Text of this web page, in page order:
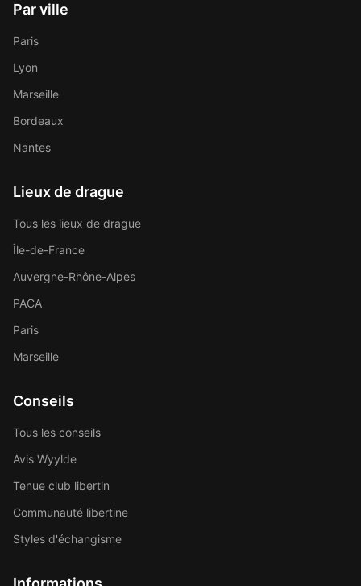
Par ville
Paris
Lyon
Marseille
Bordeaux
Nantes
Lieux de drague
Tous les lieux de drague
Île-de-France
Auvergne-Rhône-Alpes
PACA
Paris
Marseille
Conseils
Tous les conseils
Avis Wyylde
Tenue club libertin
Communauté libertine
Styles d'échangisme